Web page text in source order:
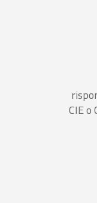
CIE